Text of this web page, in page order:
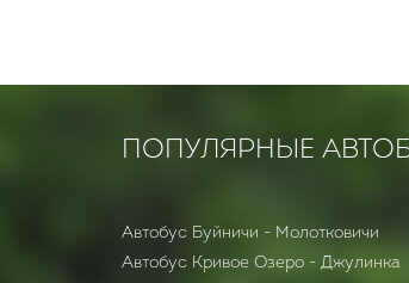
ПОПУЛЯРНЫЕ
Автобус Буйничи - Молотковичи
Автобус Кривое Озеро - Джулинка